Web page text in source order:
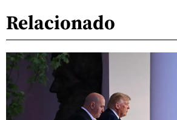
Relacionado